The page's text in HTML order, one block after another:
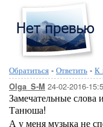
Обратиться - Ответить - К
Olga_S-M 24-02-2016-
Замечательные слова
Танюша!
А у меня музыка не